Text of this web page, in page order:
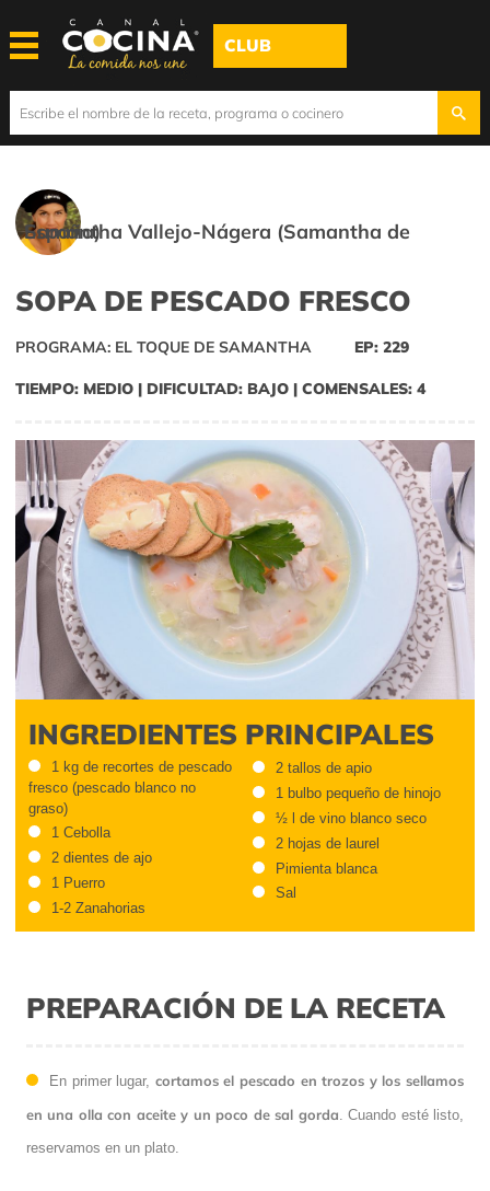
CLUB
Samantha Vallejo-Nágera (Samantha de España)
SOPA DE PESCADO FRESCO
PROGRAMA: EL TOQUE DE SAMANTHA EP: 229
TIEMPO: MEDIO | DIFICULTAD: BAJO | COMENSALES: 4
INGREDIENTES PRINCIPALES
1 kg de recortes de pescado
fresco (pescado blanco no
graso)
1 Cebolla
2 dientes de ajo
1 Puerro
1-2 Zanahorias
2 tallos de apio
1 bulbo pequeño de hinojo
½ l de vino blanco seco
2 hojas de laurel
Pimienta blanca
Sal
PREPARACIÓN DE LA RECETA
En primer lugar, cortamos el pescado en trozos y los sellamos
en una olla con aceite y un poco de sal gorda . Cuando esté listo,
reservamos en un plato.